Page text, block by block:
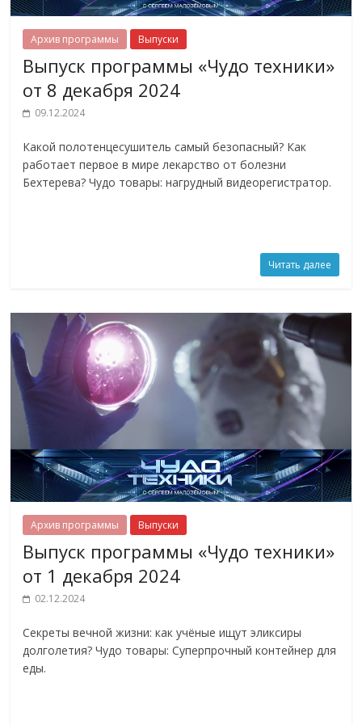
Архив программы Выпуски
Выпуск программы «Чудо техники»
от 8 декабря 2024
09.12.2024
Какой полотенцесушитель самый безопасный? Как
работает первое в мире лекарство от болезни
Бехтерева? Чудо товары: нагрудный видеорегистратор.
Читать далее
Архив программы Выпуски
Выпуск программы «Чудо техники»
от 1 декабря 2024
02.12.2024
Секреты вечной жизни: как учёные ищут эликсиры
долголетия? Чудо товары: Суперпрочный контейнер для
еды.